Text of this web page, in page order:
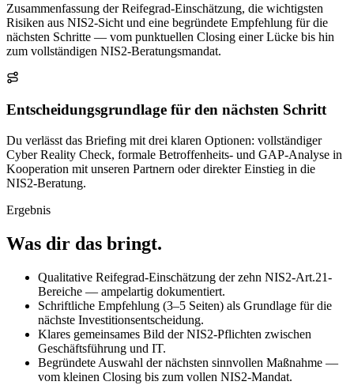
Zusammenfassung der Reifegrad-Einschätzung, die wichtigsten
Risiken aus NIS2-Sicht und eine begründete Empfehlung für die
nächsten Schritte — vom punktuellen Closing einer Lücke bis hin
zum vollständigen NIS2-Beratungsmandat.
Entscheidungsgrundlage für den nächsten Schritt
Du verlässt das Briefing mit drei klaren Optionen: vollständiger
Cyber Reality Check, formale Betroffenheits- und GAP-Analyse in
Kooperation mit unseren Partnern oder direkter Einstieg in die
NIS2-Beratung.
Ergebnis
Was dir das bringt.
Qualitative Reifegrad-Einschätzung der zehn NIS2-Art.21-
Bereiche — ampelartig dokumentiert.
Schriftliche Empfehlung (3–5 Seiten) als Grundlage für die
nächste Investitionsentscheidung.
Klares gemeinsames Bild der NIS2-Pflichten zwischen
Geschäftsführung und IT.
Begründete Auswahl der nächsten sinnvollen Maßnahme —
vom kleinen Closing bis zum vollen NIS2-Mandat.